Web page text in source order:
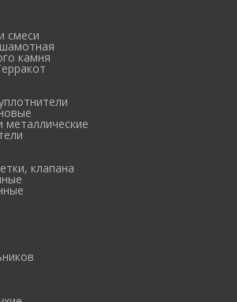
смеси
камня
металлические
клапана